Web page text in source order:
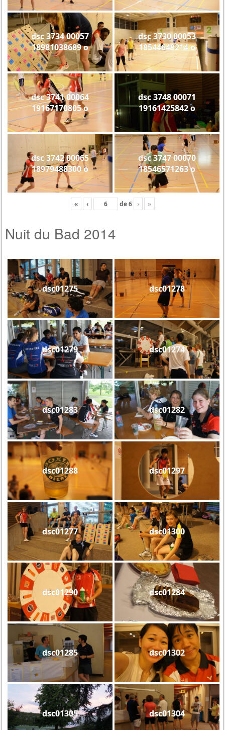
dsc 3734 00057
18981038689 o
dsc 3730 00053
18544649214 o
dsc 3741 00064
19167170805 o
dsc 3748 00071
19161425842 o
dsc 3742 00065
18979488300 o
dsc 3747 00070
18546571263 o
« ‹ de6 › »
Nuit du Bad 2014
dsc01275 dsc01278
dsc01279 dsc01274
dsc01283 dsc01282
dsc01288 dsc01297
dsc01277 dsc01300
dsc01290 dsc01284
dsc01285 dsc01302
dsc01305 dsc01304